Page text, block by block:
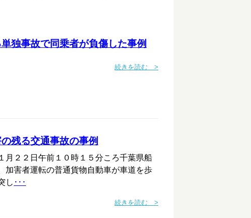
独事故で同乗者が負傷した事例
続きを読む >
残る交通事故の事例
月２２日午前１０時１５分ころ千葉県船
加害者運転の普通貨物自動車が車道を歩
し ･･･
続きを読む >